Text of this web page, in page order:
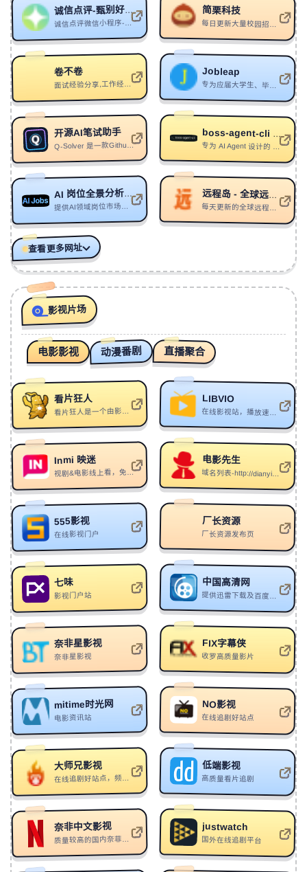
Dominic Donner
197 Last Song Alan Walker/Faouzia
198 Shame On You The Twinz/Nexeri/ConKi/Nick Luebke
逆洄 alpaca咕噜
Stranded RudyWade/Legrand
201 My Nocturnal Serenade YOHIO
202 Who’s In Control Set It Off
203 The Curse - 2/7 AxR
204 Slow Motion Marshmello/Jonas Brothers
205 Bus Travis
206 Hold on to Me Matt Wertz
207 Take me home
208 Immortal Queen (feat. Chaka Khan & Neneh Cherry)
209 Lonely Heart
210 Una Mattina Sad
211 Riot
212 Gimme Gimme Gimme Fat Tony/MEDUN
213 Extravagant 张辉
214 Perfect Force RosSpeed
215 The Last Word Audiomachine
216 Preeminence Audiomachine
217 Smiling eyes FLYSBR
218
219 Void
220
221 Castle BAKSAP
222 灰色的梦(纯音乐） Delos
223 Apologize Lowx
225 Glow Livingston
226 Black Gryph0n/Baasik
227 痛みから生まれ（生于痛苦）
228
229 This Is My Way Aamir
230 当思念翻涌成海时
231 小城的雨 江叔的鸭
233 ZONE! VodKe/HSHK/人面兽心/花凯
234 Rainy Day AxR
诚信点评-甄别好坏企业
诚信点评微信小程序-入职企业避雷
简栗科技
卷不卷
面试经验分享,工作经验分享的平台
Jobleap
开源AI笔试助手
Q-Solver 是一款Github上热门的开源AI笔试面试助手。它是完全免费的，基于 Gemini 3 模型，提供实时语音识别、屏幕视觉理解和隐形辅助功能。代码透明安全，助你轻松应对技术面试。
boss-agent-cli — 让 Agent 帮你找工作
专为 AI Agent 设计的 BOSS 直聘求职 CLI 工具。搜索职位、福利筛选、自动打招呼、求职流水线、简历管理、AI 优化。
AI 岗位全景分析平台
提供AI领域岗位市场洞察与薪资分析
远程岛 - 全球远程工作机会平台
查看更多网址
影视片场
电影影视 动漫番剧 直播聚合
看片狂人
看片狂人是一个由影迷打造服务影迷的平台，至今已稳定运营3年并持续更新，每日同步更新各类影视的播放资源
LIBVIO
Inmi 映迷
视剧&电影线上看，免费平台播放Netflix,Apple tv
电影先生
域名列表-http://dianyingxs.cc、http://dianyingxs.cc、http://v.dianyingxs.cc、http://www.dianyingxs.cc
555影视
在线影视门户
厂长资源
厂长资源发布页
七味
影视门户站
中国高清网
提供迅雷下载及百度云盘下载，站内支持影片搜索
奈非星影视
奈非星影视
FIX字幕侠
收罗高质量影片
mitime时光网
电影资讯站
NO影视
在线追剧好站点
大师兄影视
在线追剧好站点，频道https://t.me/s/dsxys
低端影视
高质量看片追剧
奈非中文影视
质量较高的国内奈菲影视平台
justwatch
国外在线追剧平台